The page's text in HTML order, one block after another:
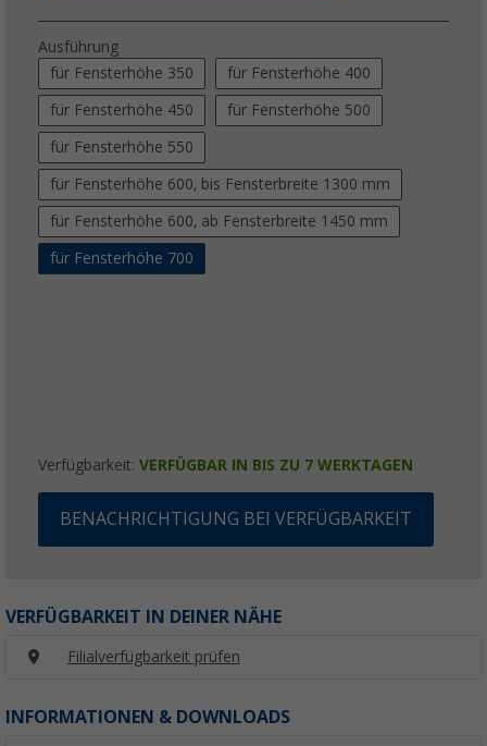
Ausführung
für Fensterhöhe 350
für Fensterhöhe 400
für Fensterhöhe 450 für Fensterhöhe 500
für Fensterhöhe 550
für Fensterhöhe 600, bis Fensterbreite 1300 mm
für Fensterhöhe 600, ab Fensterbreite 1450 mm
für Fensterhöhe 700
Verfügbarkeit: VERFÜGBAR IN BIS ZU 7 WERKTAGEN
BENACHRICHTIGUNG BEI VERFÜGBARKEIT
VERFÜGBARKEIT IN DEINER NÄHE
Filialverfügbarkeit prüfen
INFORMATIONEN & DOWNLOADS